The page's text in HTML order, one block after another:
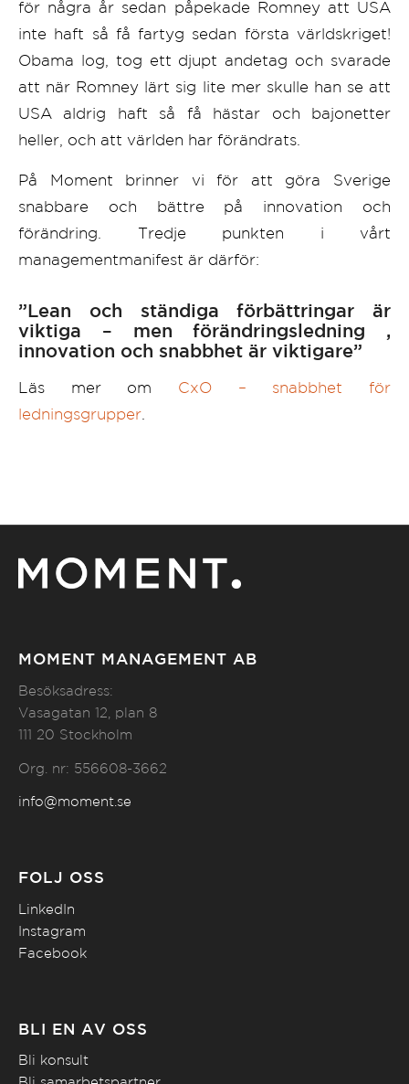
för några år sedan påpekade Romney att USA
inte haft så få fartyg sedan första världskriget!
Obama log, tog ett djupt andetag och svarade
att när Romney lärt sig lite mer skulle han se att
USA aldrig haft så få hästar och bajonetter
heller, och att världen har förändrats.
På Moment brinner vi för att göra Sverige
snabbare och bättre på innovation och
förändring. Tredje punkten i vårt
managementmanifest är därför:
”Lean och ständiga förbättringar är
viktiga – men förändringsledning ,
innovation och snabbhet är viktigare”
Läs mer om CxO – snabbhet för
ledningsgrupper
MOMENT MANAGEMENT AB
Besöksadress:
Vasagatan 12, plan 8
111 20 Stockholm
Org. nr: 556608-3662
info@moment.se
FÖLJ OSS
LinkedIn
Instagram
Facebook
BLI EN AV OSS
Bli konsult